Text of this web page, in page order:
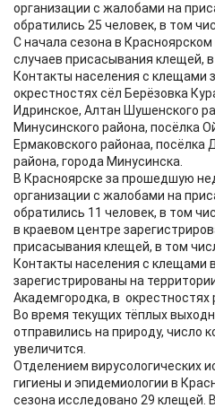
организации с жалобами на
обратились 25 человек, в том
С начала сезона в
случаев присасывания клещей, в
Контакты населения с клещами
окрестностях сёл Берёзовка
Идринское, Алтан Шушенского
Минусинского района, посёлка
Ермаковского районаа,
района, города Минусинска.
В Красноярске за прошедшую
организации с жалобами на
обратились 11 человек, в том
в краевом центре
присасывания клещей, в том
Контакты населения с клещами
зарегистрированы на
Академгородка, в окрестностях
Во время текущих тёплых
отправились на природу, число
увеличится.
Отделением вирусологических
гигиены и эпидемиологии в
сезона исследовано 29 клещей.